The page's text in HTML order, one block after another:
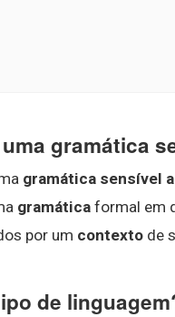
gramática
gramática sensível
gramática formal em
por um contexto de
de